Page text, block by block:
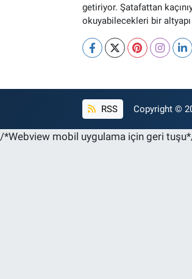
getiriyor. Şatafattan
okuyabilecekleri bir
RSS Copyright ©
/*Webview mobil uygulama için geri